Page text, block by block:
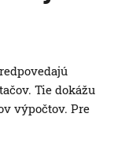
Tie dokážu
výpočtov. Pre